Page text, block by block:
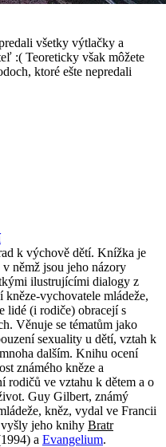
všetky výtlačky a
:( Teoreticky však môžete
ktoré ešte nepredali
k výchově dětí. Knížka je
němž jsou jeho názory
ilustrujícími dialogy z
vychovatele mládeže,
lidé (i rodiče) obracejí s
Věnuje se tématům jako
sexuality u dětí, vztah k
dalším. Knihu ocení
známého kněze a
rodičů ve vztahu k dětem a o
Guy Gilbert, známý
kněz, vydal ve Francii
jeho knihy Bratr
a Evangelium.